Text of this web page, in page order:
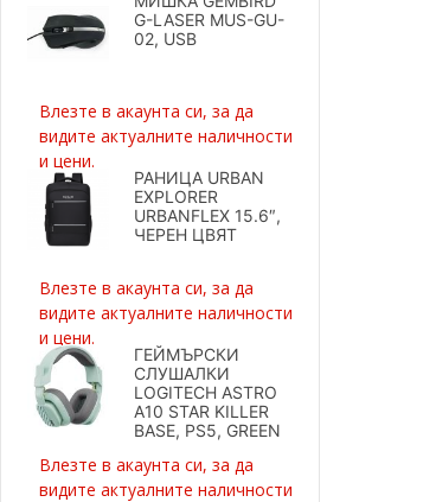
G-LASER MUS-GU-
02, USB
Влезте в акаунта си, за да
видите актуалните наличности
и цени.
РАНИЦА URBAN
EXPLORER
URBANFLEX 15.6″,
ЧЕРЕН ЦВЯТ
Влезте в акаунта си, за да
видите актуалните наличности
и цени.
ГЕЙМЪРСКИ
СЛУШАЛКИ
LOGITECH ASTRO
A10 STAR KILLER
BASE, PS5, GREEN
Влезте в акаунта си, за да
видите актуалните наличности